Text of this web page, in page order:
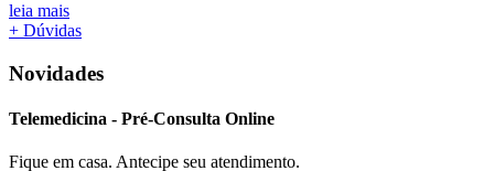
leia mais
+ Dúvidas
Novidades
Telemedicina - Pré-Consulta Online
Fique em casa. Antecipe seu atendimento.